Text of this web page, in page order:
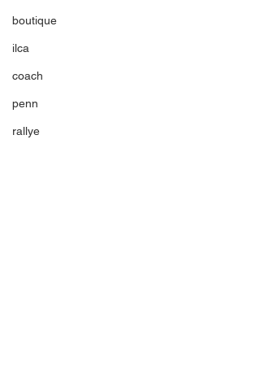
boutique
ilca
coach
penn
rallye